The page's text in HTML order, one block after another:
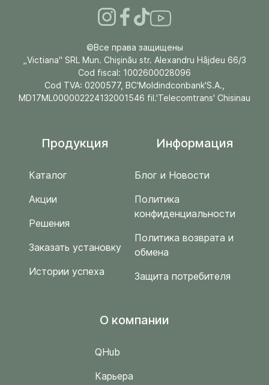
©Все права защищены
„Victiana" SRL Mun. Chişinău str. Alexandru Hâjdeu 66/3
Cod fiscal: 1002600028096
Cod TVA: 0200577, BC'Moldindconbank'S.A.,
MD17ML000002224132001546 fil.'Telecomtrans' Chisinau
Продукция
Каталог
Акции
Решения
Заказать установку
Истории успеха
Информация
Блог и Новости
Политика
конфиденциальности
Политика возврата и
обмена
Защита потребителя
O компании
QHub
Карьера